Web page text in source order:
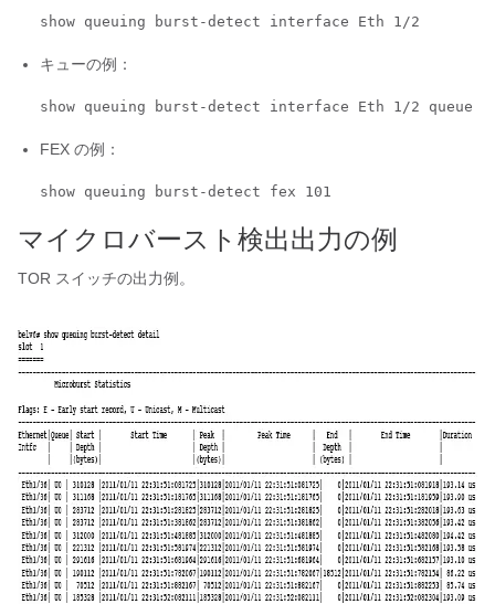
キューの例：
FEX の例：
show queuing burst-detect fex 101
マイクロバースト検出出力の例
TOR スイッチの出力例。